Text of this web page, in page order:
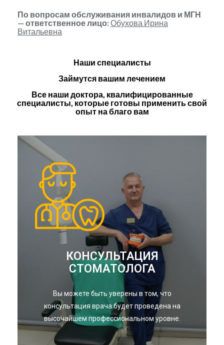
По вопросам обслуживания инвалидов и МГН
— ответственное лицо:Обухова Ирина
Витальевна
Наши специалисты
Займутся вашим лечением
Все наши доктора, квалифицированные
специалисты, которые готовы применить свой
опыт на благо вам
КОНСУЛЬТАЦИЯ
СТОМАТОЛОГА
Вы можете быть уверены в том, что
консультация врача будет проведена на
высочайшем профессиональном уровне.